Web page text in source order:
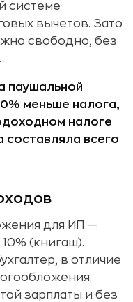
системе
вычетов. Зато
свободно, без
паушальной
меньше налога,
налоге
составляла всего
для ИП —
(книгаш).
в отличие
зарплаты и без